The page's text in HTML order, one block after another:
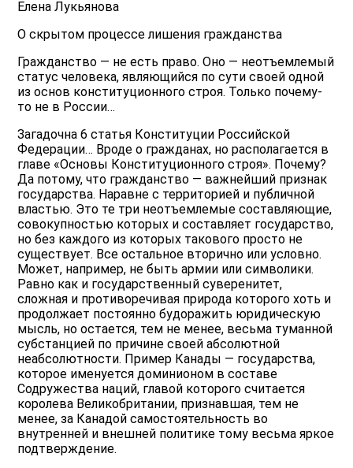
Елена Лукьянова
О скрытом процессе лишения гражданства
Гражданство — не есть право. Оно — неотъемлемый
статус человека, являющийся по сути своей одной
из основ конституционного строя. Только почему-
то не в России…
Загадочна 6 статья Конституции Российской
Федерации… Вроде о гражданах, но располагается в
главе «Основы Конституционного строя». Почему?
Да потому, что гражданство — важнейший признак
государства. Наравне с территорией и публичной
властью. Это те три неотъемлемые составляющие,
совокупностью которых и составляет государство,
но без каждого из которых такового просто не
существует. Все остальное вторично или условно.
Может, например, не быть армии или символики.
Равно как и государственный суверенитет,
сложная и противоречивая природа которого хоть и
продолжает постоянно будоражить юридическую
мысль, но остается, тем не менее, весьма туманной
субстанцией по причине своей абсолютной
неабсолютности. Пример Канады — государства,
которое именуется доминионом в составе
Содружества наций, главой которого считается
королева Великобритании, признавшая, тем не
менее, за Канадой самостоятельность во
внутренней и внешней политике тому весьма яркое
подтверждение.